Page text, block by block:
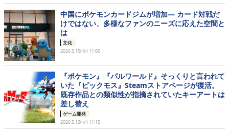
中国にポケモンカードジムが増加― カード対戦だ
けではない、多様なファンのニーズに応えた空間と
は
文化
2026.5.15(金) 11:00
『ポケモン』『パルワールド』そっくりと言われて
いた『ピックモス』Steamストアページが復活。
既存作品との類似性が指摘されていたキーアートは
差し替え
ゲーム開発
2026.5.12(火) 11:15